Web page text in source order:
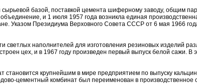
базой, поставкой цемента шиферному заводу, общим
и 1 июля 1957 года возникла единая
Указом Президиума Верховного Совета СССР от 6 мая 1966
светлых наполнителей для изготовления резиновых изделий
цех, и в 1967 году произведен первый выпуск белой сажи.
становится крупнейшим в мире предприятием по выпуску
цементный комбинат был переименован в производственное